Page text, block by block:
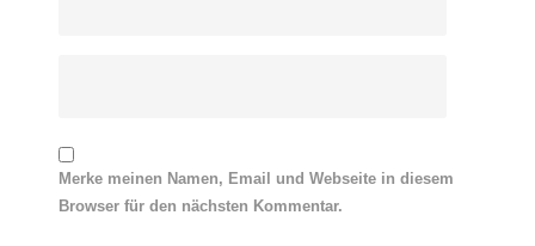
Merke meinen Namen, Email und Webseite in diesem
Browser für den nächsten Kommentar.